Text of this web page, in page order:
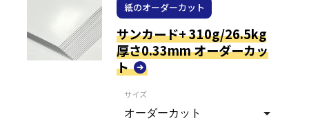
紙のオーダーカット
サンカード+ 310g/26.5kg
厚さ0.33mm オーダーカッ
ト
サイズ